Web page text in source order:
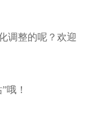
调整的呢？欢迎
哦！